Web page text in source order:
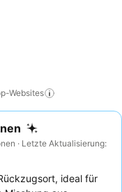
Websites
· Letzte Aktualisierung:
ideal für